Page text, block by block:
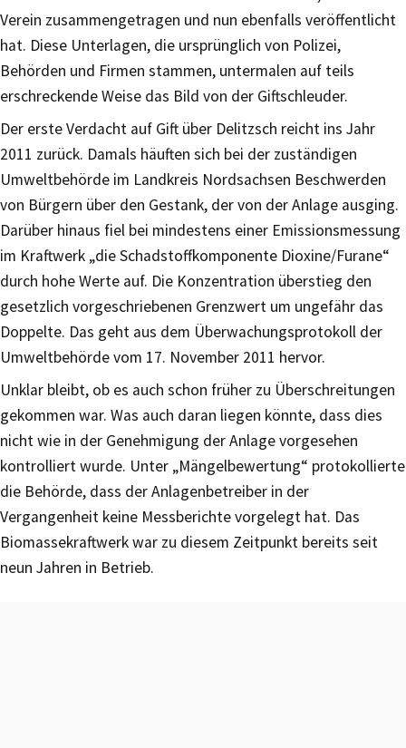
Verein zusammengetragen und nun ebenfalls veröffentlicht
hat. Diese Unterlagen, die ursprünglich von Polizei,
Behörden und Firmen stammen, untermalen auf teils
erschreckende Weise das Bild von der Giftschleuder.
Der erste Verdacht auf Gift über Delitzsch reicht ins Jahr
2011 zurück. Damals häuften sich bei der zuständigen
Umweltbehörde im Landkreis Nordsachsen Beschwerden
von Bürgern über den Gestank, der von der Anlage ausging.
Darüber hinaus fiel bei mindestens einer Emissionsmessung
im Kraftwerk „die Schadstoffkomponente Dioxine/Furane“
durch hohe Werte auf. Die Konzentration überstieg den
gesetzlich vorgeschriebenen Grenzwert um ungefähr das
Doppelte. Das geht aus dem Überwachungsprotokoll der
Umweltbehörde vom 17. November 2011 hervor.
Unklar bleibt, ob es auch schon früher zu Überschreitungen
gekommen war. Was auch daran liegen könnte, dass dies
nicht wie in der Genehmigung der Anlage vorgesehen
kontrolliert wurde. Unter „Mängelbewertung“ protokollierte
die Behörde, dass der Anlagenbetreiber in der
Vergangenheit keine Messberichte vorgelegt hat. Das
Biomassekraftwerk war zu diesem Zeitpunkt bereits seit
neun Jahren in Betrieb.